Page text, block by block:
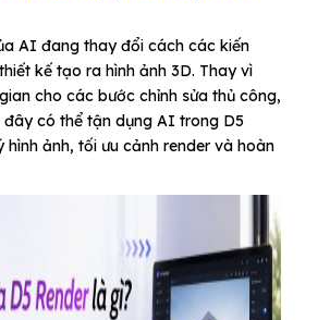
AI đang thay đổi cách các kiến
kế tạo ra hình ảnh 3D. Thay vì
cho các bước chỉnh sửa thủ công,
đây có thể tận dụng AI trong D5
hình ảnh, tối ưu cảnh render và hoàn